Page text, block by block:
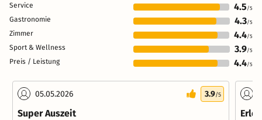
Service 4.5 /5
Gastronomie 4.3/5
Zimmer 4.4/5
Sport & Wellness 3.9/5
Preis / Leistung 4.4/5
05.05.2026 3.9/5
Super Auszeit